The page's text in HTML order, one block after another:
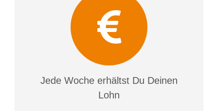
Jede Woche erhältst Du Deinen
Lohn